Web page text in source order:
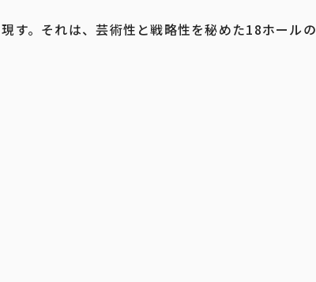
す。それは、芸術性と戦略性を秘めた18ホールの